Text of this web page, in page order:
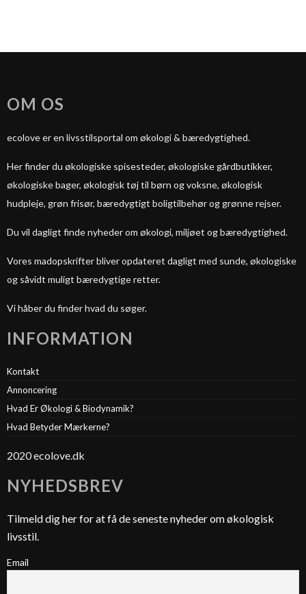
OM OS
ecolove er en livsstilsportal om økologi & bæredygtighed.
Her finder du økologiske spisesteder, økologiske gårdbutikker,
økologiske bager, økologisk tøj til børn og voksne, økologisk
hudpleje, grøn frisør, bæredygtigt boligtilbehør og grønne rejser.
Du vil dagligt finde nyheder om økologi, miljøet og bæredygtighed.
Vores madopskrifter bliver opdateret dagligt med sunde, økologiske
og såvidt muligt bæredygtige retter.
Vi håber du finder hvad du søger.
INFORMATION
Kontakt
Annoncering
Hvad Er Økologi & Biodynamik?
Hvad Betyder Mærkerne?
2020 ecolove.dk
NYHEDSBREV
Tilmeld dig her for at få de seneste nyheder om økologisk
livsstil.
Email